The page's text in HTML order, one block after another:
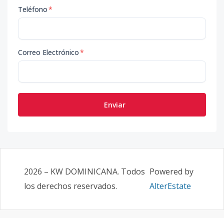
Teléfono*
Correo Electrónico*
Enviar
2026 – KW DOMINICANA. Todos
los derechos reservados.
Powered by
AlterEstate